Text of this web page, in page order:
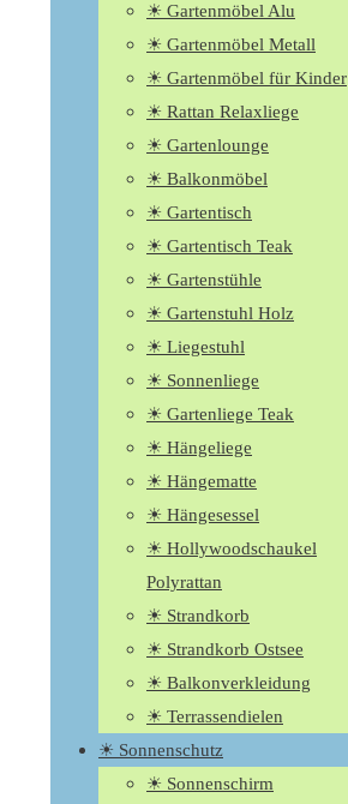
☀ Gartenmöbel Alu
☀ Gartenmöbel Metall
☀ Gartenmöbel für Kinder
☀ Rattan Relaxliege
☀ Gartenlounge
☀ Balkonmöbel
☀ Gartentisch
☀ Gartentisch Teak
☀ Gartenstühle
☀ Gartenstuhl Holz
☀ Liegestuhl
☀ Sonnenliege
☀ Gartenliege Teak
☀ Hängeliege
☀ Hängematte
☀ Hängesessel
☀ Hollywoodschaukel
Polyrattan
☀ Strandkorb
☀ Strandkorb Ostsee
☀ Balkonverkleidung
☀ Terrassendielen
☀ Sonnenschutz
☀ Sonnenschirm